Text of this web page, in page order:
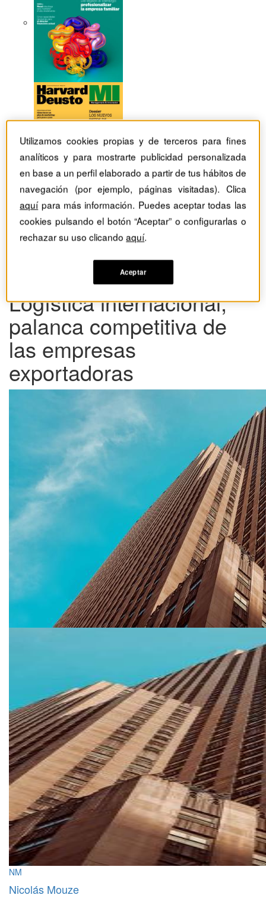
Revistas Harvard Deusto
Ventas
Logística internacional,
palanca competitiva de
las empresas
exportadoras
NM
Nicolás Mouze
Utilizamos cookies propias y de terceros para fines
analíticos y para mostrarte publicidad personalizada
en base a un perfil elaborado a partir de tus hábitos de
navegación (por ejemplo, páginas visitadas). Clica
aquípara más información. Puedes aceptar todas las
cookies pulsando el botón “Aceptar” o configurarlas o
rechazar su uso clicandoaquí.
Aceptar